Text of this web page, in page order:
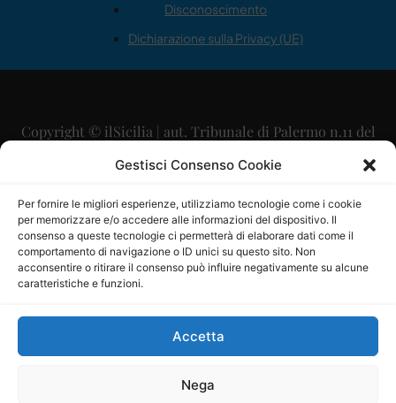
Gestisci Consenso Cookie
Per fornire le migliori esperienze, utilizziamo tecnologie come i cookie
per memorizzare e/o accedere alle informazioni del dispositivo. Il
consenso a queste tecnologie ci permetterà di elaborare dati come il
comportamento di navigazione o ID unici su questo sito. Non
acconsentire o ritirare il consenso può influire negativamente su alcune
caratteristiche e funzioni.
Accetta
Nega
Disconoscimento
Dichiarazione sulla Privacy (UE)
Copyright © ilSicilia | aut. Tribunale di Palermo n.11 del
29/09/2015
Direttore Editoriale: Maurizio Scaglione
Direttore Responsabile: Maria Calabrese
P.IVA: 06334930820
Mercurio Comunicazione Società Cooperativa a r.l. è
iscritta al Registro degli Operatori di Comunicazione al